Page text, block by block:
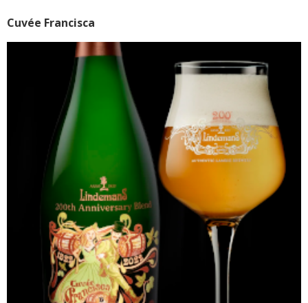
Cuvée Francisca